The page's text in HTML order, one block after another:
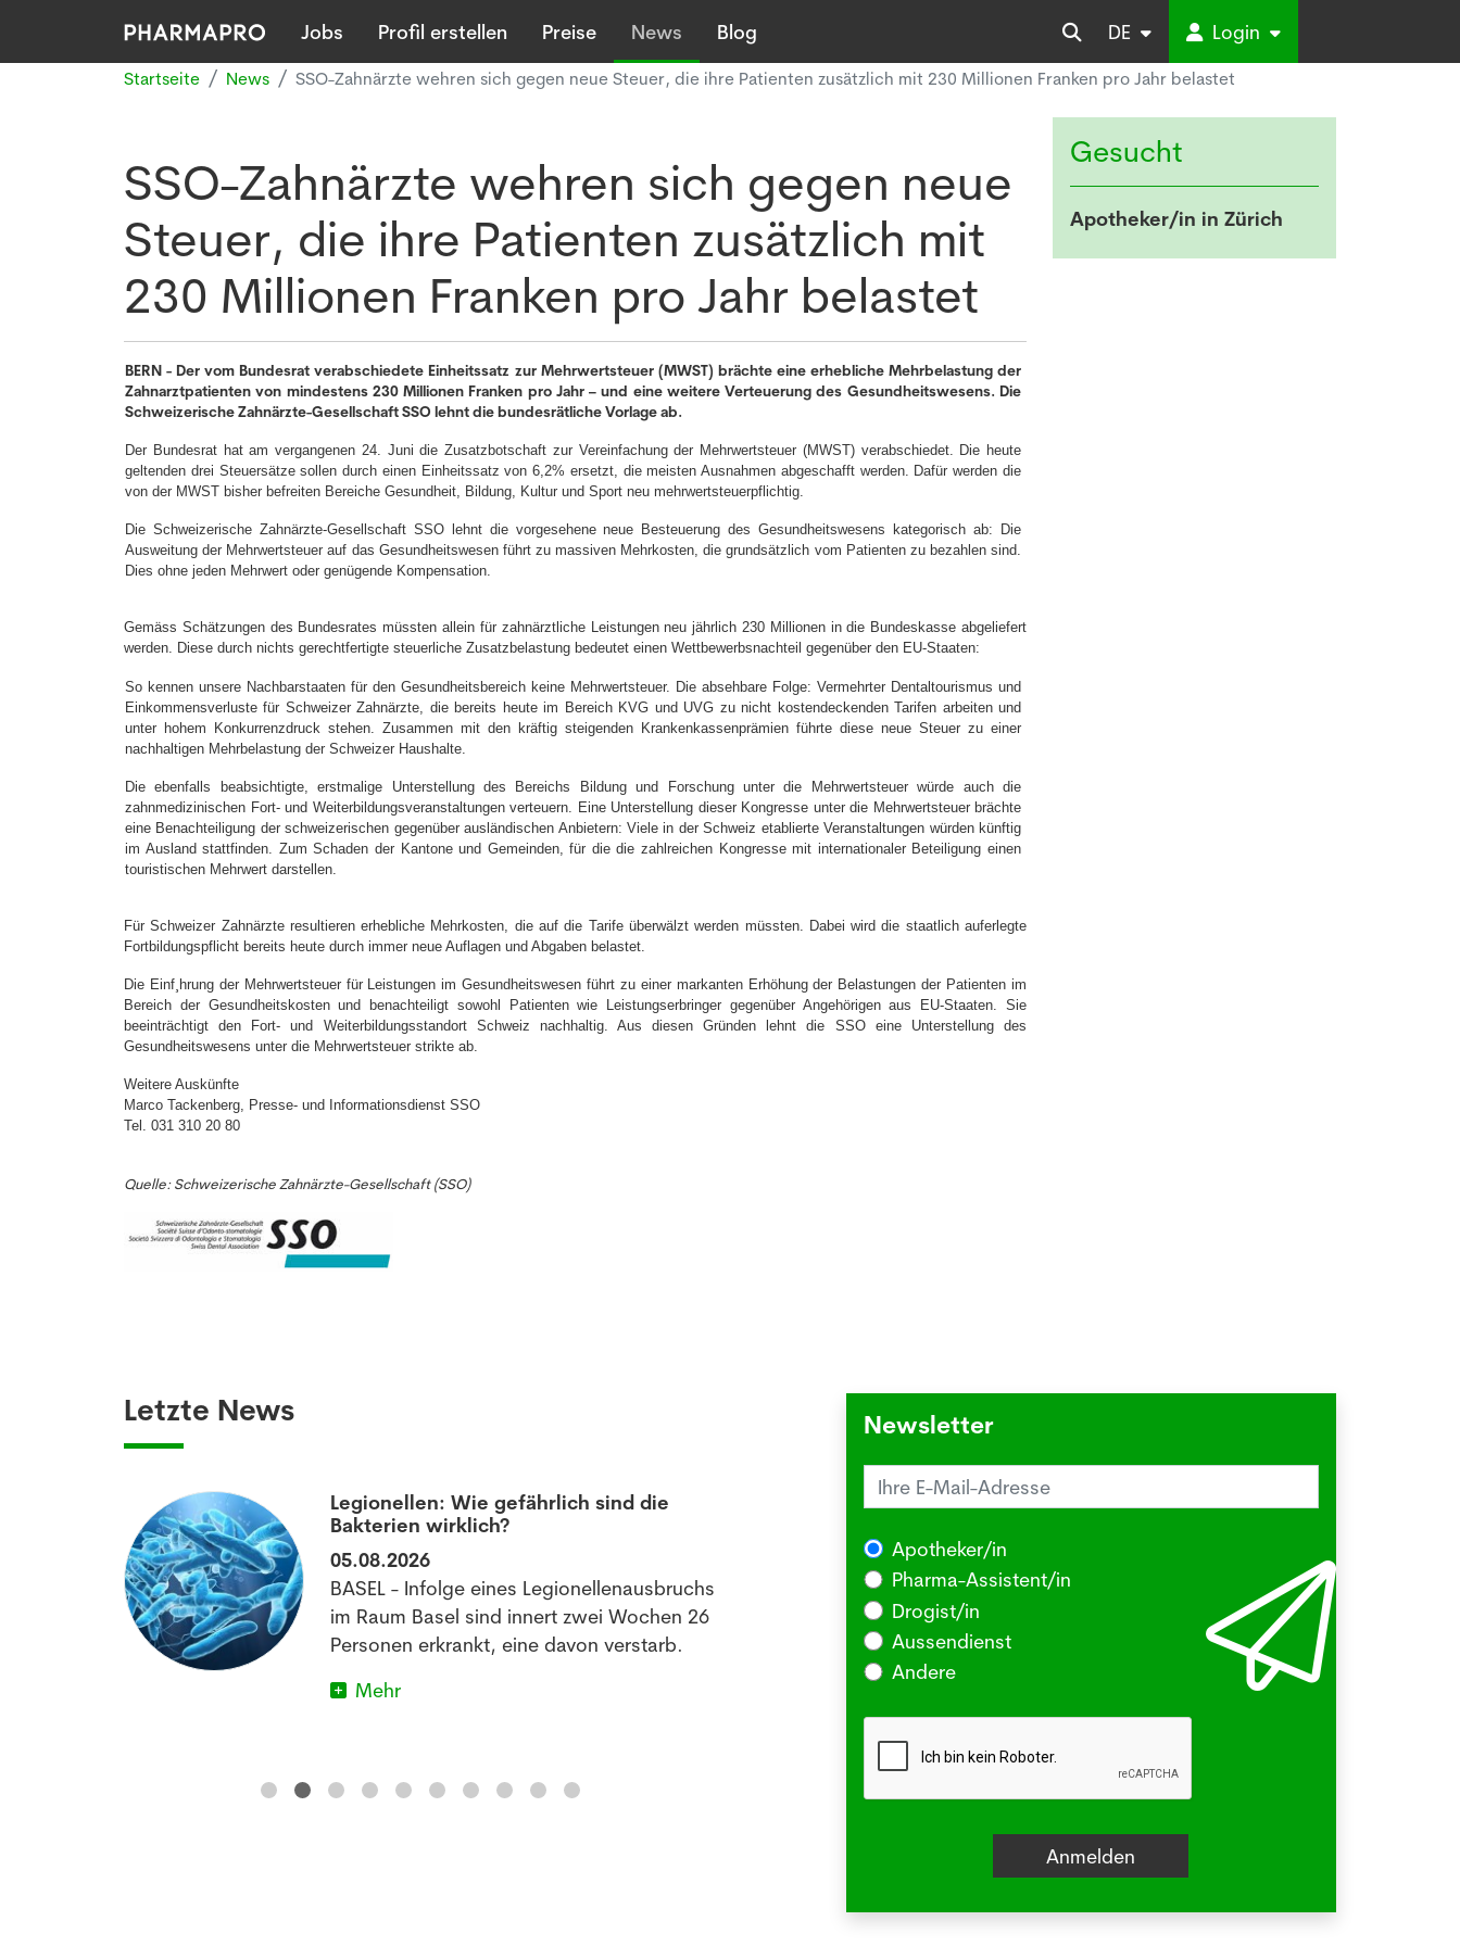
Jobs Profil erstellen Preise News Blog DE Login
Startseite News SSO-Zahnärzte wehren sich gegen neue Steuer, die ihre Patienten zusätzlich mit 230 Millionen Franken pro Jahr belastet
SSO-Zahnärzte wehren sich gegen neue
Steuer, die ihre Patienten zusätzlich mit
230 Millionen Franken pro Jahr belastet
BERN - Der vom Bundesrat verabschiedete Einheitssatz zur Mehrwertsteuer (MWST) brächte eine erhebliche Mehrbelastung der
Zahnarztpatienten von mindestens 230 Millionen Franken pro Jahr – und eine weitere Verteuerung des Gesundheitswesens. Die
Schweizerische Zahnärzte-Gesellschaft SSO lehnt die bundesrätliche Vorlage ab.
Der Bundesrat hat am vergangenen 24. Juni die Zusatzbotschaft zur Vereinfachung der Mehrwertsteuer (MWST) verabschiedet. Die heute
geltenden drei Steuersätze sollen durch einen Einheitssatz von 6,2% ersetzt, die meisten Ausnahmen abgeschafft werden. Dafür werden die
von der MWST bisher befreiten Bereiche Gesundheit, Bildung, Kultur und Sport neu mehrwertsteuerpflichtig.
Die Schweizerische Zahnärzte-Gesellschaft SSO lehnt die vorgesehene neue Besteuerung des Gesundheitswesens kategorisch ab: Die
Ausweitung der Mehrwertsteuer auf das Gesundheitswesen führt zu massiven Mehrkosten, die grundsätzlich vom Patienten zu bezahlen sind.
Dies ohne jeden Mehrwert oder genügende Kompensation.
Gemäss Schätzungen des Bundesrates müssten allein für zahnärztliche Leistungen neu jährlich 230 Millionen in die Bundeskasse abgeliefert
werden. Diese durch nichts gerechtfertigte steuerliche Zusatzbelastung bedeutet einen Wettbewerbsnachteil gegenüber den EU-Staaten:
So kennen unsere Nachbarstaaten für den Gesundheitsbereich keine Mehrwertsteuer. Die absehbare Folge: Vermehrter Dentaltourismus und
Einkommensverluste für Schweizer Zahnärzte, die bereits heute im Bereich KVG und UVG zu nicht kostendeckenden Tarifen arbeiten und
unter hohem Konkurrenzdruck stehen. Zusammen mit den kräftig steigenden Krankenkassenprämien führte diese neue Steuer zu einer
nachhaltigen Mehrbelastung der Schweizer Haushalte.
Die ebenfalls beabsichtigte, erstmalige Unterstellung des Bereichs Bildung und Forschung unter die Mehrwertsteuer würde auch die
zahnmedizinischen Fort- und Weiterbildungsveranstaltungen verteuern. Eine Unterstellung dieser Kongresse unter die Mehrwertsteuer brächte
eine Benachteiligung der schweizerischen gegenüber ausländischen Anbietern: Viele in der Schweiz etablierte Veranstaltungen würden künftig
im Ausland stattfinden. Zum Schaden der Kantone und Gemeinden, für die die zahlreichen Kongresse mit internationaler Beteiligung einen
touristischen Mehrwert darstellen.
Für Schweizer Zahnärzte resultieren erhebliche Mehrkosten, die auf die Tarife überwälzt werden müssten. Dabei wird die staatlich auferlegte
Fortbildungspflicht bereits heute durch immer neue Auflagen und Abgaben belastet.
Die Einf¸hrung der Mehrwertsteuer für Leistungen im Gesundheitswesen führt zu einer markanten Erhöhung der Belastungen der Patienten im
Bereich der Gesundheitskosten und benachteiligt sowohl Patienten wie Leistungserbringer gegenüber Angehörigen aus EU-Staaten. Sie
beeinträchtigt den Fort- und Weiterbildungsstandort Schweiz nachhaltig. Aus diesen Gründen lehnt die SSO eine Unterstellung des
Gesundheitswesens unter die Mehrwertsteuer strikte ab.
Weitere Auskünfte
Marco Tackenberg, Presse- und Informationsdienst SSO
Tel. 031 310 20 80
Quelle: Schweizerische Zahnärzte-Gesellschaft (SSO)
Gesucht
Apotheker/in in Zürich
Letzte News
Legionellen: Wie gefährlich sind die
Bakterien wirklich?
05.08.2026
BASEL - Infolge eines Legionellenausbruchs
im Raum Basel sind innert zwei Wochen 26
Personen erkrankt, eine davon verstarb.
Mehr
Juckreiz im Sommer? Schuld sein könnte
03.08.2026
BERLIN - Viele kleine Tierchen sind in den
Sommermonaten unterwegs, die stechen
oder beissen.
Newsletter
Apotheker/in
Pharma-Assistent/in
Drogist/in
Aussendienst
Andere
NEWSLETTER
Melde dich kostenlos für unseren Newsletter an und
und News aus der Welt der Pharmazie und Medizin.